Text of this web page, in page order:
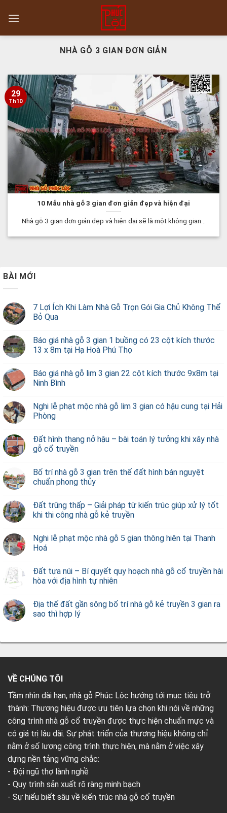
NHÀ GỖ 3 GIAN ĐƠN GIẢN
10 Mẫu nhà gỗ 3 gian đơn giản đẹp và hiện đại
Nhà gỗ 3 gian đơn giản đẹp và hiện đại sẽ là một không gian...
29
Th10
BÀI MỚI
7 Lợi Ích Khi Làm Nhà Gỗ Trọn Gói Gia Chủ Không Thể
Bỏ Qua
Báo giá nhà gỗ 3 gian 1 buồng có 23 cột kích thước
13 x 8m tại Hạ Hoà Phú Thọ
Báo giá nhà gỗ lim 3 gian 22 cột kích thước 9x8m tại
Ninh Bình
Nghi lễ phạt mộc nhà gỗ lim 3 gian có hậu cung tại Hải
Phòng
Đất hình thang nở hậu – bài toán lý tưởng khi xây nhà
gỗ cổ truyền
Bố trí nhà gỗ 3 gian trên thế đất hình bán nguyệt
chuẩn phong thủy
Đất trũng thấp – Giải pháp từ kiến trúc giúp xử lý tốt
khi thi công nhà gỗ kẻ truyền
Nghi lễ phạt mộc nhà gỗ 5 gian thông hiên tại Thanh
Hoá
Đất tựa núi – Bí quyết quy hoạch nhà gỗ cổ truyền hài
hòa với địa hình tự nhiên
Địa thế đất gần sông bố trí nhà gỗ kẻ truyền 3 gian ra
sao thì hợp lý
VỀ CHÚNG TÔI
Tầm nhìn dài hạn, nhà gỗ Phúc Lộc hướng tới mục tiêu trở
thành: Thương hiệu được ưu tiên lựa chọn khi nói về những
công trình nhà gỗ cổ truyền được thực hiện chuẩn mực và
có giá trị lâu dài. Sự phát triển của thương hiệu không chỉ
nằm ở số lượng công trình thực hiện, mà nằm ở việc xây
dựng nền tảng vững chắc:
- Đội ngũ thợ lành nghề
- Quy trình sản xuất rõ ràng minh bạch
- Sự hiểu biết sâu về kiến trúc nhà gỗ cổ truyền